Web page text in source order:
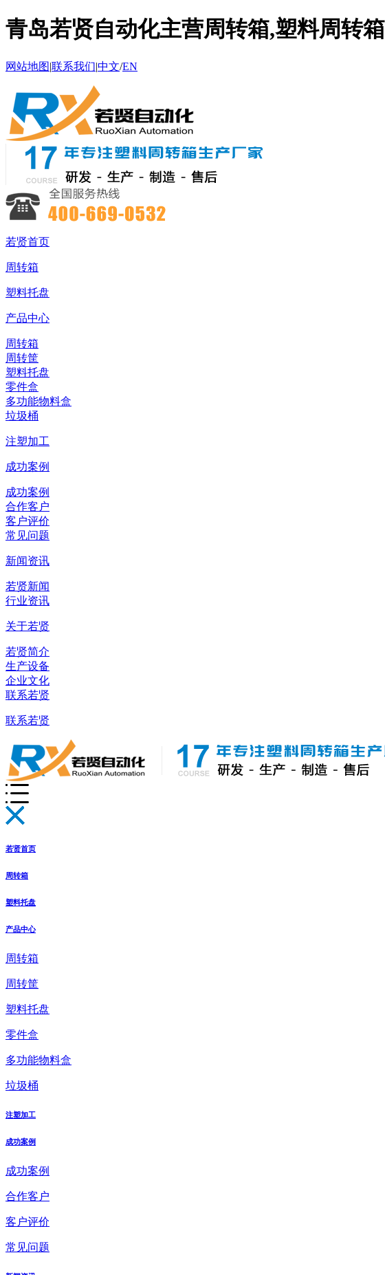
青岛若贤自动化主营周转箱,塑料周转
网站地图|联系我们|中文/EN
若贤首页
周转箱
塑料托盘
产品中心
周转箱
周转筐
塑料托盘
零件盒
多功能物料盒
垃圾桶
注塑加工
成功案例
成功案例
合作客户
客户评价
常见问题
新闻资讯
若贤新闻
行业资讯
关于若贤
若贤简介
生产设备
企业文化
联系若贤
联系若贤
若贤首页
周转箱
塑料托盘
产品中心
周转箱
周转筐
塑料托盘
零件盒
多功能物料盒
垃圾桶
注塑加工
成功案例
成功案例
合作客户
客户评价
常见问题